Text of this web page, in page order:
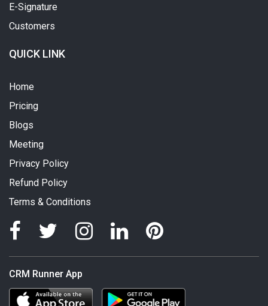
E-Signature
Customers
QUICK LINK
Home
Pricing
Blogs
Meeting
Privacy Policy
Refund Policy
Terms & Conditions
CRM Runner App